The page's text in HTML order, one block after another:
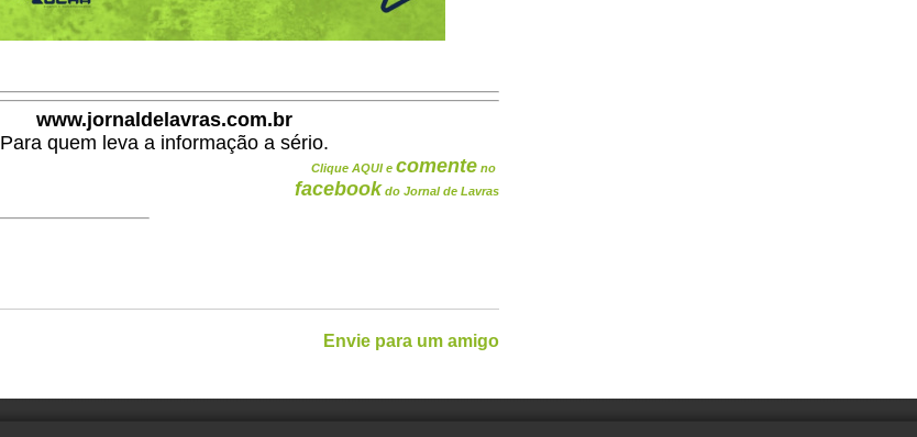
www.jornaldelavras.com.br
Para quem leva a informação a sério.
Clique AQUI e comente no
facebook do Jornal de Lavras
Envie para um amigo